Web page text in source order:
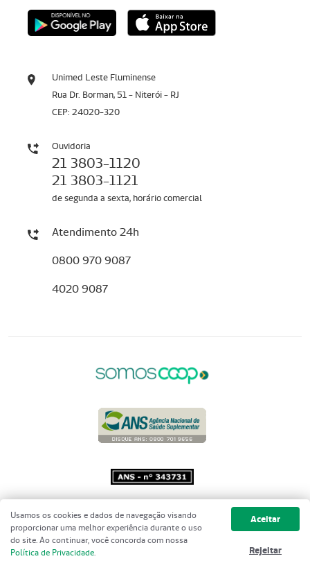
Unimed Leste Fluminense
Rua Dr. Borman, 51 - Niterói - RJ
CEP: 24020-320
Ouvidoria
21 3803-1120
21 3803-1121
de segunda a sexta, horário comercial
Atendimento 24h
0800 970 9087
4020 9087
Copyright 2001 - 2026 Unimed do
Brasil - Todos os direitos reservados
Usamos os cookies e dados de navegação visando
proporcionar uma melhor experiência durante o uso
do site. Ao continuar, você concorda com nossa
Política de Privacidade.
Aceitar
Rejeitar